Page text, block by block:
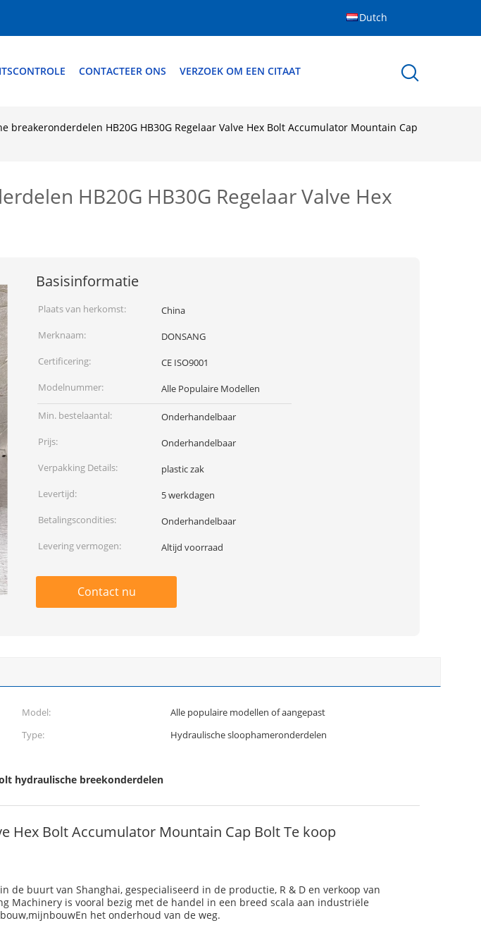
Dutch
CONTACTEER ONS VERZOEK OM EEN CITAAT
breakeronderdelen HB20G HB30G Regelaar Valve Hex Bolt Accumulator Mountain Cap
HB20G HB30G Regelaar Valve Hex
Basisinformatie
Plaats van herkomst:
China
Merknaam:
DONSANG
Certificering:
CE ISO9001
Modelnummer:
Alle Populaire Modellen
Min. bestelaantal:
Onderhandelbaar
Prijs:
Onderhandelbaar
Verpakking Details:
plastic zak
Levertijd:
5 werkdagen
Betalingscondities:
Onderhandelbaar
Levering vermogen:
Altijd voorraad
Contact nu
Model:
Alle populaire modellen of aangepast
Type:
Hydraulische sloophameronderdelen
hydraulische breekonderdelen
Hex Bolt Accumulator Mountain Cap Bolt Te koop
de buurt van Shanghai, gespecialiseerd in de productie, R & D en verkoop van
Machinery is vooral bezig met de handel in een breed scala aan industriële
het onderhoud van de weg.